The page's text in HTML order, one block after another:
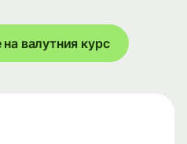
валутния курс